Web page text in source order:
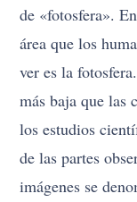
de «fotosfera».
área que los
ver es la
más baja que las
los estudios
de las partes
imágenes se